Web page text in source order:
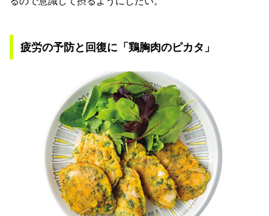
疲労の予防と回復に「鶏胸肉のピカタ」